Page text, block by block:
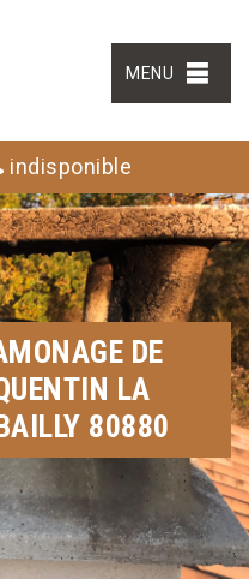
MENU
indisponible
DE
LA
80880